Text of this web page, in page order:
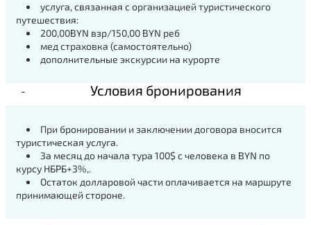
услуга, связанная с организацией туристического
путешествия:
200,00BYN взр/150,00 BYN реб
мед страховка (самостоятельно)
дополнительные экскурсии на курорте
Условия бронирования
При бронировании и заключении договора вносится
туристическая услуга.
За месяц до начала тура 100$ с человека в BYN по
курсу НБРБ+3%,.
Остаток долларовой части оплачивается на маршруте
принимающей стороне.